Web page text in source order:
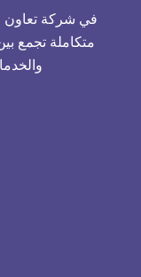
في شركة تعاون
متكاملة تجمع بين